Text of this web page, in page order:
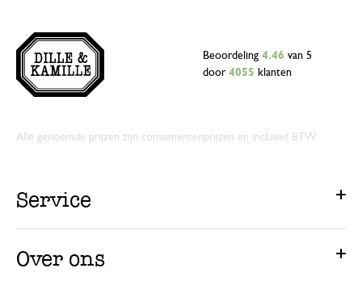
Beoordeling 4.46 van 5
door 4055 klanten
Alle genoemde prijzen zijn consumentenprijzen en inclusief BTW.
Service
Over ons